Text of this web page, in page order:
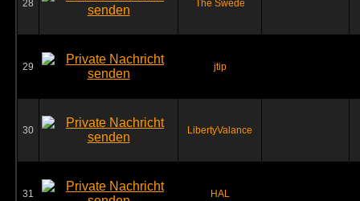
28 The Swede
29 jtip
30 LibertyValance
31 HAL